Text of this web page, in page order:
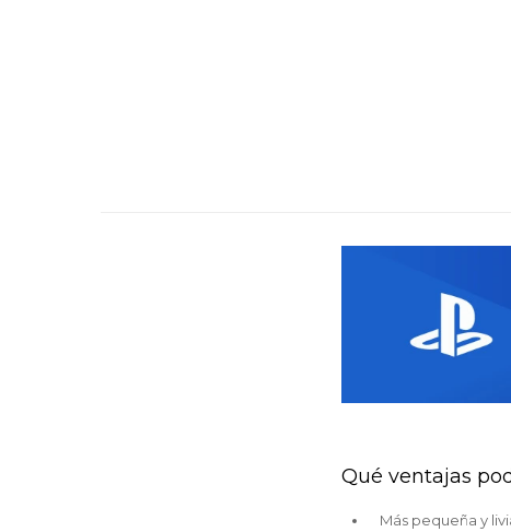
Qué ventajas
Más pequeña y